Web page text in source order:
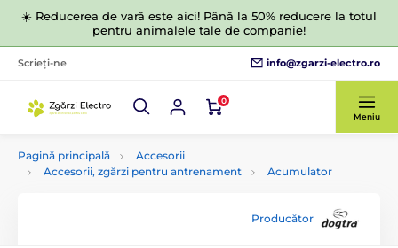
☀️ Reducerea de vară este aici! Până la 50% reducere la totul
pentru animalele tale de companie!
Scrieți-ne info@zgarzi-electro.ro
0
Meniu
Pagină principală
Accesorii
Accesorii, zgărzi pentru antrenament
Acumulator
Producător